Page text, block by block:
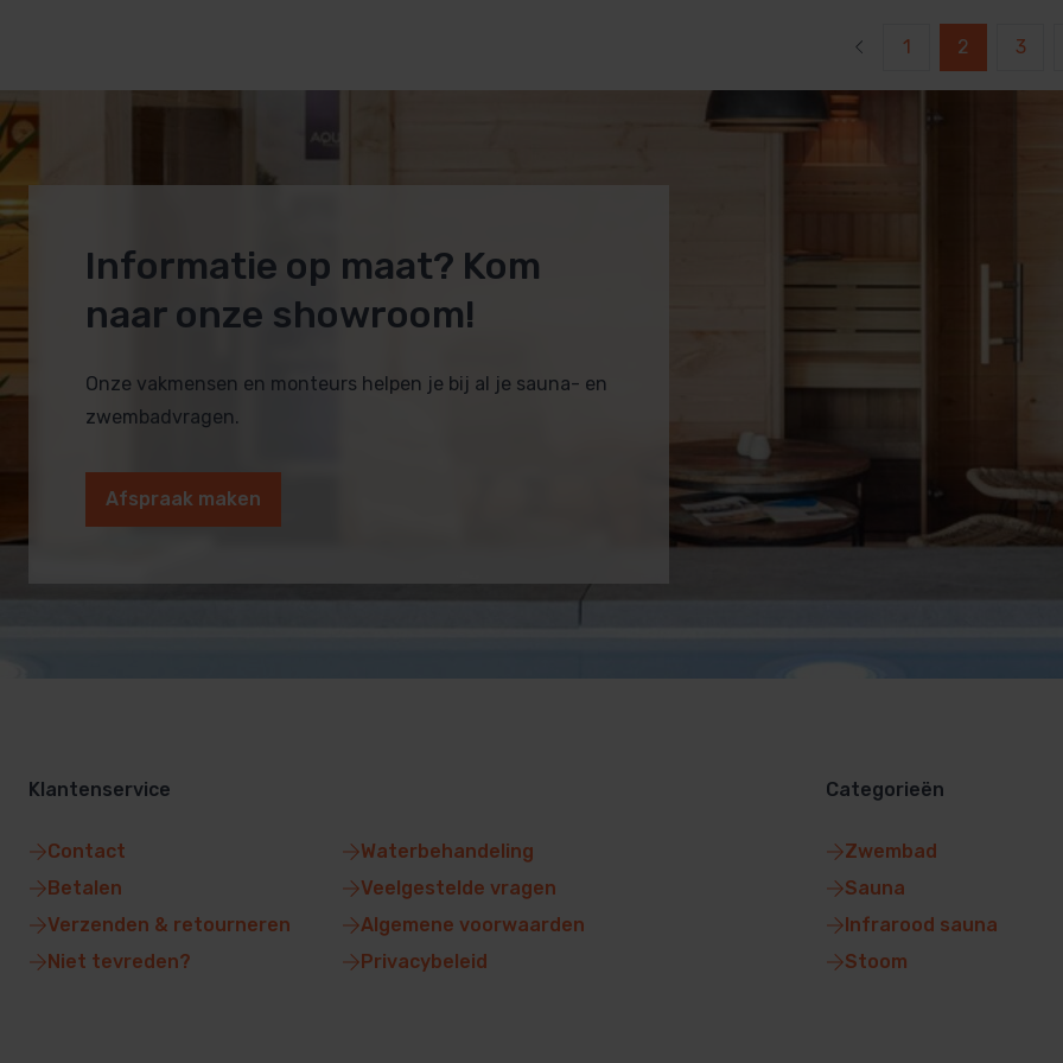
1 2 3
Informatie op maat? Kom
naar onze showroom!
Onze vakmensen en monteurs helpen je bij al je sauna- en
zwembadvragen.
Afspraak maken
Klantenservice
Contact
Betalen
Verzenden & retourneren
Niet tevreden?
Waterbehandeling
Veelgestelde vragen
Algemene voorwaarden
Privacybeleid
Categorieën
Zwembad
Sauna
Infrarood sauna
Stoom